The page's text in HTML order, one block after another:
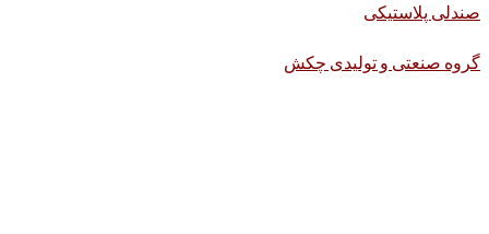
صندلی پلاستیکی
گروه صنعتی و تولیدی چکش